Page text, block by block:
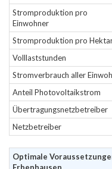
Stromproduktion pro
Einwohner
Stromproduktion pro
Volllaststunden
Stromverbrauch aller
Anteil Photovoltaikstrom
Übertragungsnetzbetreiber
Netzbetreiber
Optimale